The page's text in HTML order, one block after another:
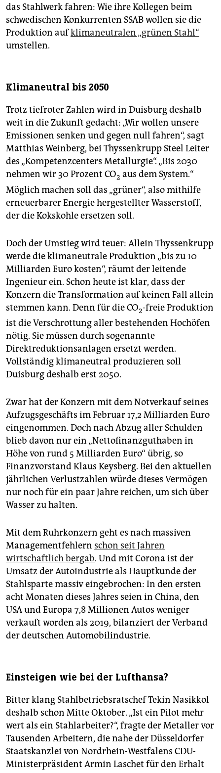
das Stahlwerk fahren: Wie ihre Kollegen beim
schwedischen Konkurrenten SSAB wollen sie die
Produktion aufklimaneutralen „grünen Stahl“
umstellen.
Klimaneutral bis 2050
Trotz tiefroter Zahlen wird in Duisburg deshalb
weit in die Zukunft gedacht: „Wir wollen unsere
Emissionen senken und gegen null fahren“, sagt
Matthias Weinberg, bei Thyssen­krupp Steel Leiter
des „Kompetenzcenters Metallurgie“. „Bis 2030
nehmen wir 30 Prozent CO2 aus dem System.“
Möglich machen soll das „grüner“, also mithilfe
erneuerbarer Energie hergestellter Wasserstoff,
der die Kokskohle ersetzen soll.
Doch der Umstieg wird teuer: Allein Thyssenkrupp
werde die klimaneutrale Produktion „bis zu 10
Milliarden Euro kosten“, räumt der leitende
Ingenieur ein. Schon heute ist klar, dass der
Konzern die Transformation auf keinen Fall allein
stemmen kann. Denn für die CO2-freie Produktion
ist die Verschrottung aller bestehenden Hochöfen
nötig. Sie müssen durch sogenannte
Direktreduktionsanlagen ersetzt werden.
Vollständig klimaneutral produzieren soll
Duisburg deshalb erst 2050.
Zwar hat der Konzern mit dem Notverkauf seines
Aufzugsgeschäfts im Februar 17,2 Milliarden Euro
eingenommen. Doch nach Abzug aller Schulden
blieb davon nur ein „Nettofinanzguthaben in
Höhe von rund 5 Milliarden Euro“ übrig, so
Finanzvorstand Klaus Keysberg. Bei den aktuellen
jährlichen Verlustzahlen würde dieses Vermögen
nur noch für ein paar Jahre reichen, um sich über
Wasser zu halten.
Mit dem Ruhrkonzern geht es nach massiven
Managementfehlern schon seit Jahren
wirtschaftlich bergab. Und mit Corona ist der
Umsatz der Autoindustrie als Hauptkunde der
Stahlsparte massiv eingebrochen: In den ersten
acht Monaten dieses Jahres seien in China, den
USA und Europa 7,8 Millionen Autos weniger
verkauft worden als 2019, bilanziert der Verband
der deutschen Automobilindustrie.
Einsteigen wie bei der Lufthansa?
Bitter klang Stahlbetriebsratschef Tekin Nasikkol
deshalb schon Mitte Oktober. „Ist ein Pilot mehr
wert als ein Stahlarbeiter?“, fragte der Metaller vor
Tausenden Arbeitern, die nahe der Düsseldorfer
Staatskanzlei von Nordrhein-Westfalens CDU-
Ministerpräsident Armin Laschet für den Erhalt